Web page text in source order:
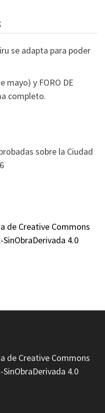
se adapta para poder
mayo) y FORO DE
completo.
sobre la Ciudad
de Creative Commons
4.0
de Creative Commons
4.0